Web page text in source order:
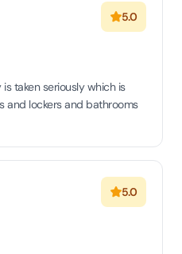
5.0
is taken seriously which is
and lockers and bathrooms
5.0